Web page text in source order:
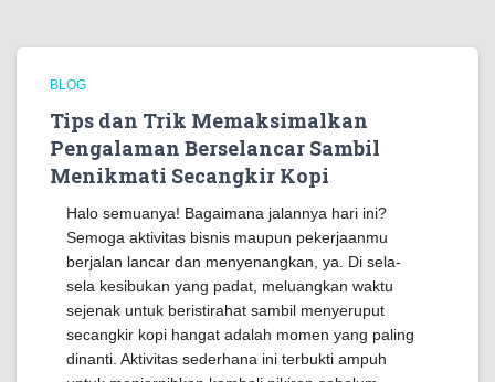
BLOG
Tips dan Trik Memaksimalkan
Pengalaman Berselancar Sambil
Menikmati Secangkir Kopi
Halo semuanya! Bagaimana jalannya hari ini?
Semoga aktivitas bisnis maupun pekerjaanmu
berjalan lancar dan menyenangkan, ya. Di sela-
sela kesibukan yang padat, meluangkan waktu
sejenak untuk beristirahat sambil menyeruput
secangkir kopi hangat adalah momen yang paling
dinanti. Aktivitas sederhana ini terbukti ampuh